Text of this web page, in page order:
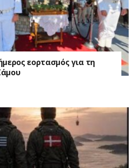
εορτασμός για τη